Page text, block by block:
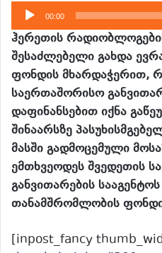
აუდიო
დამკვრელი
00:00
ჰერეთის
შესაძლებელი გახდა
ფონდის მხარდაჭერით,
საერთაშორისო
დაფინანსებით იქნა
შინაარსზე
მასში გადმოცემული
ემთხვეოდეს შვედეთის
განვითარების
თანამშრომლობის
[inpost_fancy